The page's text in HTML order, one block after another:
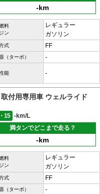
-km
料
ン
レギュラー
ガソリン
式 FF
（ターボ） -
能 -
付用専用車 ウェルライド
15
-km/L
満タンでどこまで走る？
-km
料
ン
レギュラー
ガソリン
式 FF
（ターボ） -